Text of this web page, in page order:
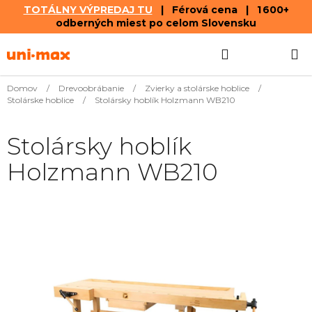
TOTÁLNY VÝPREDAJ TU | Férová cena | 1 600+
odberných miest po celom Slovensku
na
KOŠÍK
Domov / Drevoobrábanie / Zvierky a stolárske hoblice
/
Stolárske hoblice
/ Stolársky hoblík Holzmann WB210
Stolársky hoblík
Holzmann WB210